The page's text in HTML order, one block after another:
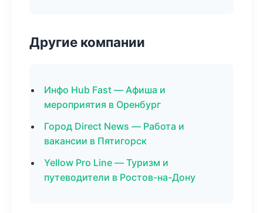
Другие компании
Инфо Hub Fast — Афиша и
мероприятия в Оренбург
Город Direct News — Работа и
вакансии в Пятигорск
Yellow Pro Line — Туризм и
путеводители в Ростов-на-Дону